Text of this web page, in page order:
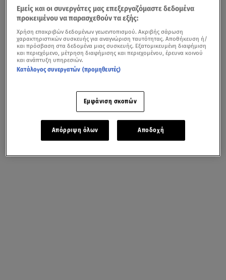
Εμείς και οι συνεργάτες μας επεξεργαζόμαστε δεδομένα
προκειμένου να παρασχεθούν τα εξής:
Χρήση επακριβών δεδομένων γεωεντοπισμού. Ακριβής σάρωση
χαρακτηριστικών συσκευής για αναγνώριση ταυτότητας. Αποθήκευση ή/
και πρόσβαση στα δεδομένα μιας συσκευής. Εξατομικευμένη διαφήμιση
και περιεχόμενο, μέτρηση διαφήμισης και περιεχομένου, έρευνα κοινού
και ανάπτυξη υπηρεσιών.
Κατάλογος συνεργατών (προμηθευτές)
Εμφάνιση σκοπών
Απόρριψη όλων Αποδοχή